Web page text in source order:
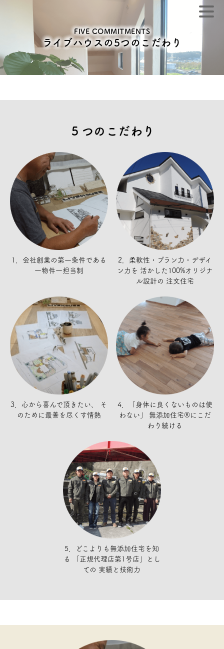
FIVE COMMITMENTS
ライブハウスの5つのこだわり
５つのこだわり
1．会社創業の第一条件である
一物件一担当制
2．柔軟性・プラン力・デザイ
ン力を 活かした100%オリジナ
ル設計の 注文住宅
3．心から喜んで頂きたい、
そ
のために最善を尽くす情熱
4．「身体に良くないものは使
わない」
無添加住宅®にこだ
わり続ける
5．どこよりも無添加住宅を知
る
「正規代理店第1号店」とし
ての 実績と技術力